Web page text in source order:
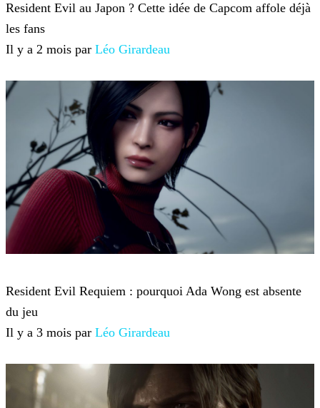
Resident Evil au Japon ? Cette idée de Capcom affole déjà
les fans
Il y a 2 mois par Léo Girardeau
Resident Evil Requiem : pourquoi Ada Wong est absente
du jeu
Il y a 3 mois par Léo Girardeau